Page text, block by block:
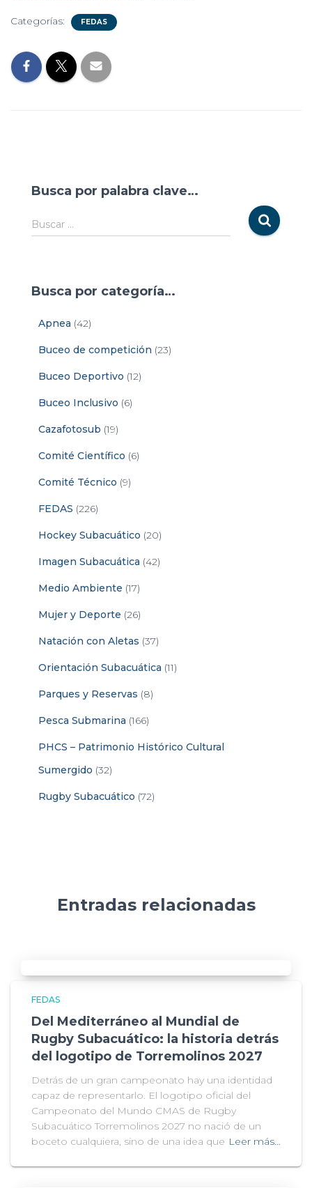
Categorías: FEDAS
Busca por palabra clave…
Buscar …
Busca por categoría…
Apnea (42)
Buceo de competición (23)
Buceo Deportivo (12)
Buceo Inclusivo (6)
Cazafotosub (19)
Comité Científico (6)
Comité Técnico (9)
FEDAS (226)
Hockey Subacuático (20)
Imagen Subacuática (42)
Medio Ambiente (17)
Mujer y Deporte (26)
Natación con Aletas (37)
Orientación Subacuática (11)
Parques y Reservas (8)
Pesca Submarina (166)
PHCS – Patrimonio Histórico Cultural
Sumergido (32)
Rugby Subacuático (72)
Entradas relacionadas
FEDAS
Del Mediterráneo al Mundial de
Rugby Subacuático: la historia detrás
del logotipo de Torremolinos 2027
Detrás de un gran campeonato hay una identidad
capaz de representarlo. El logotipo oficial del
Campeonato del Mundo CMAS de Rugby
Subacuático Torremolinos 2027 no nació de un
boceto cualquiera, sino de una idea que Leer más…